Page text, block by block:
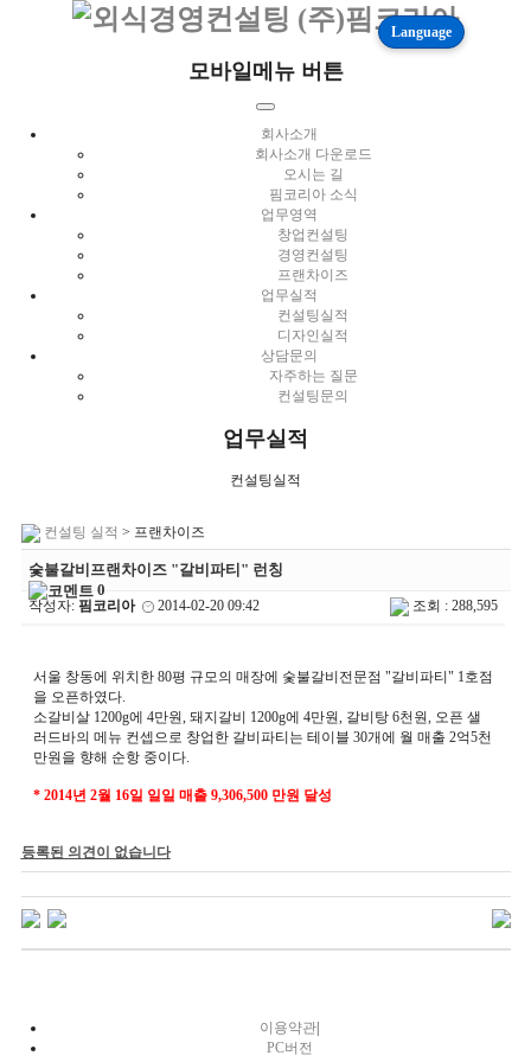
Language
모바일메뉴 버튼
회사소개
회사소개 다운로드
오시는 길
핌코리아 소식
업무영역
창업컨설팅
경영컨설팅
프랜차이즈
업무실적
컨설팅실적
디자인실적
상담문의
자주하는 질문
컨설팅문의
업무실적
컨설팅실적
컨설팅 실적 > 프랜차이즈
숯불갈비프랜차이즈 "갈비파티" 런칭
0
작성자: 핌코리아 2014-02-20 09:42 조회 : 288,595
서울 창동에 위치한 80평 규모의 매장에 숯불갈비전문점 "갈비파티" 1호점
을 오픈하였다.
소갈비살 1200g에 4만원, 돼지갈비 1200g에 4만원, 갈비탕 6천원, 오픈 샐
러드바의 메뉴 컨셉으로 창업한 갈비파티는 테이블 30개에 월 매출 2억5천
만원을 향해 순항 중이다.
* 2014년 2월 16일 일일 매출 9,306,500 만원 달성
등록된 의견이 없습니다
이용약관|
PC버전